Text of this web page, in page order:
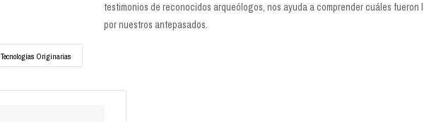
Tecnologías Originarias
testimonios de reconocidos arqueólogos, nos ayuda a comprender cuáles
por nuestros antepasados.